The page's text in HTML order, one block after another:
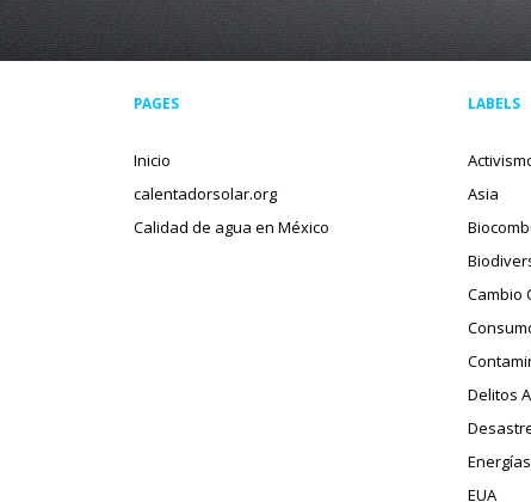
PAGES
Inicio
calentadorsolar.org
Calidad de agua en México
LABELS
Asia
Cambio
Delitos
EUA